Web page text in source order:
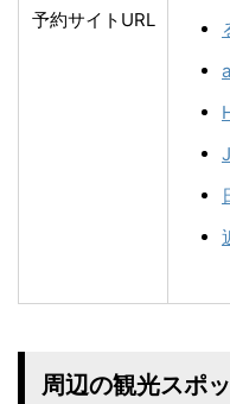
予約サイトURL
周辺の観光スポ